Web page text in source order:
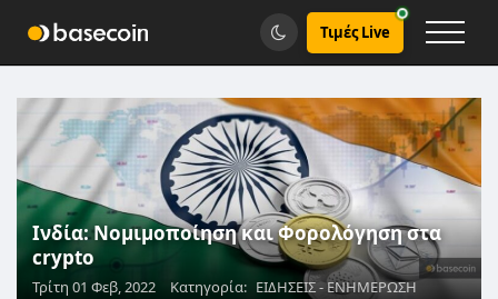
Τιμές Live
Ινδία: Νομιμοποίηση και Φορολόγηση στα
crypto
Τρίτη 01 Φεβ, 2022 Κατηγορία: ΕΙΔΗΣΕΙΣ - ΕΝΗΜΕΡΩΣΗ